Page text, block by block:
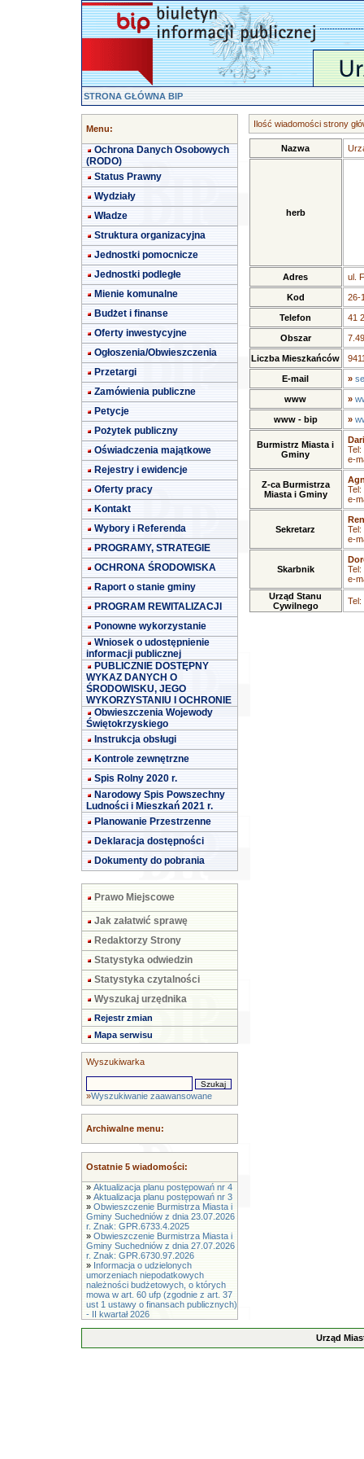
STRONA GŁÓWNA BIP
Menu:
Ochrona Danych Osobowych
(RODO)
Status Prawny
Wydziały
Władze
Struktura organizacyjna
Jednostki pomocnicze
Jednostki podległe
Mienie komunalne
Budżet i finanse
Oferty inwestycyjne
Ogłoszenia/Obwieszczenia
Przetargi
Zamówienia publiczne
Petycje
Pożytek publiczny
Oświadczenia majątkowe
Rejestry i ewidencje
Oferty pracy
Kontakt
Wybory i Referenda
PROGRAMY, STRATEGIE
OCHRONA ŚRODOWISKA
Raport o stanie gminy
PROGRAM REWITALIZACJI
Ponowne wykorzystanie
Wniosek o udostępnienie
informacji publicznej
PUBLICZNIE DOSTĘPNY
WYKAZ DANYCH O
ŚRODOWISKU, JEGO
WYKORZYSTANIU I OCHRONIE
Obwieszczenia Wojewody
Świętokrzyskiego
Instrukcja obsługi
Kontrole zewnętrzne
Spis Rolny 2020 r.
Narodowy Spis Powszechny
Ludności i Mieszkań 2021 r.
Planowanie Przestrzenne
Deklaracja dostępności
Dokumenty do pobrania
Prawo Miejscowe
Jak załatwić sprawę
Redaktorzy Strony
Statystyka odwiedzin
Statystyka czytalności
Wyszukaj urzędnika
Rejestr zmian
Mapa serwisu
Wyszukiwarka
»Wyszukiwanie zaawansowane
Archiwalne menu:
Ostatnie 5 wiadomości:
» Aktualizacja planu postępowań nr 4
» Aktualizacja planu postępowań nr 3
» Obwieszczenie Burmistrza Miasta i
Gminy Suchedniów z dnia 23.07.2026
r. Znak: GPR.6733.4.2025
» Obwieszczenie Burmistrza Miasta i
Gminy Suchedniów z dnia 27.07.2026
r. Znak: GPR.6730.97.2026
» Informacja o udzielonych
umorzeniach niepodatkowych
należności budżetowych, o których
mowa w art. 60 ufp (zgodnie z art. 37
ust 1 ustawy o finansach publicznych)
- II kwartał 2026
Ilość wiadomości strony
Nazwa
herb
Adres ul.
Kod 26-
Telefon 41
Obszar
Liczba Mieszkańców
E-mail »
www »
www - bip »
Burmistrz Miasta i
Gminy
Tel:
e-
Z-ca Burmistrza
Miasta i Gminy
Tel:
e-
Sekretarz
Tel:
e-
Skarbnik
Tel:
e-
Urząd Stanu
Cywilnego
Tel:
Urząd